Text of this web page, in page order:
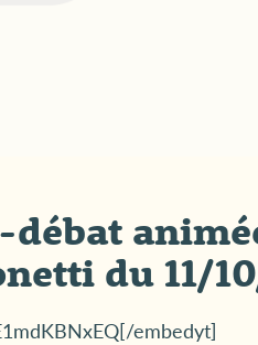
débat
du 11/
embedyt]